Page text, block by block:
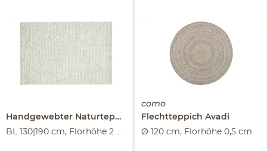
Handgewebter Naturteppich
Ruhpolding
BL 130|190 cm, Florhöhe 2 cm
como
Flechtteppich Avadi
Ø 120 cm, Florhöhe 0,5 cm